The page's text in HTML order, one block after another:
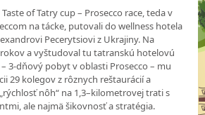
of Tatry cup – Prosecco race, teda v
na tácke, putovali do wellness hotela
Pecerytsiovi z Ukrajiny. Na
a vyštudoval tu tatranskú hotelovú
3-dňový pobyt v oblasti Prosecco – mu
29 kolegov z rôznych reštaurácií a
nôh“ na 1,3–kilometrovej trati s
ale najmä šikovnosť a stratégia.